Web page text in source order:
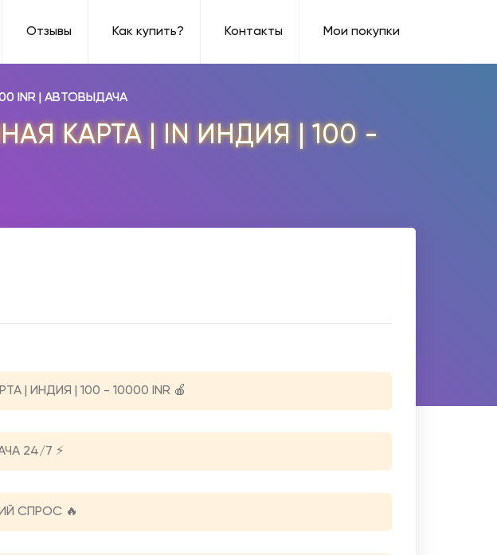
Отзывы Как купить? Контакты Мои покупки
INR | АВТОВЫДАЧА
КАРТА | IN ИНДИЯ | 100 -
| ИНДИЯ | 100 - 10000 INR 🍎
24/7 ⚡️
СПРОС 🔥